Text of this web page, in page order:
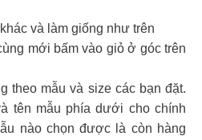
và làm giống như trên
mới bấm vào giỏ ở góc trên
theo mẫu và size các bạn đặt.
tên mẫu phía dưới cho chính
nào chọn được là còn hàng